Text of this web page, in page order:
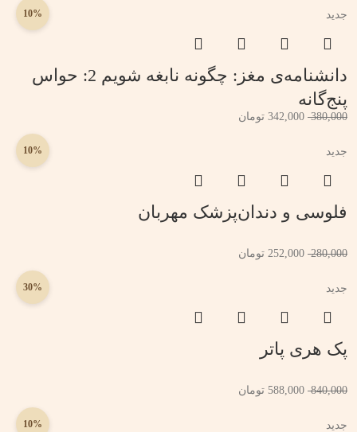
جدید 10%
دانشنامه‌ی مغز: چگونه نابغه شویم 2: حواس
پنج‌گانه
380,000
342,000 تومان
جدید 10%
فلوسی و دندان‌پزشک مهربان
280,000
252,000 تومان
جدید 30%
پک هری پاتر
840,000
588,000 تومان
جدید 10%